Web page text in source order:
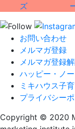
ズ
お問い合わせ
メルマガ登録
メルマガ登録
ハッピー・ノ
ミキハウス子
プライバシー
Copyright © 2020